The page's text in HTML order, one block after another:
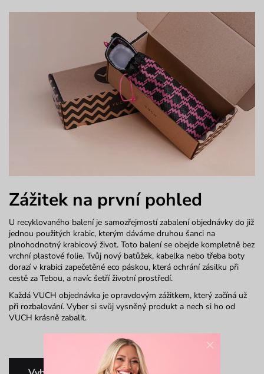
Zážitek na první pohled
U recyklovaného balení je samozřejmostí zabalení objednávky do již
jednou použitých krabic, kterým dáváme druhou šanci na
plnohodnotný krabicový život. Toto balení se obejde kompletně bez
vrchní plastové folie. Tvůj nový batůžek, kabelka nebo třeba boty
dorazí v krabici zapečetěné eco páskou, která ochrání zásilku při
cestě za Tebou, a navíc šetří životní prostředí.
Každá VUCH objednávka je opravdovým zážitkem, který začíná už
při rozbalování. Vyber si svůj vysněný produkt a nech si ho od
VUCH krásně zabalit.
×